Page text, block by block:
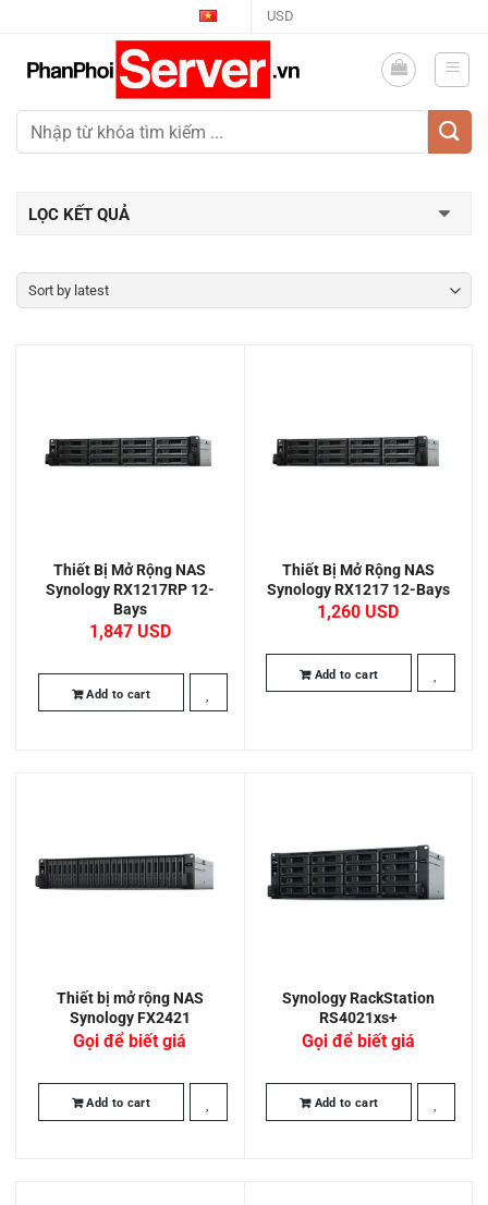
content
USD
LỌC KẾT QUẢ
Thiết Bị Mở Rộng NAS
Synology RX1217RP 12-
Bays
1,847
Add to cart
Thiết Bị Mở Rộng NAS
Synology RX1217 12-Bays
1,260
Add to cart
Thiết bị mở rộng NAS
Synology FX2421
Gọi để biết giá
Add to cart
Synology RackStation
RS4021xs+
Gọi để biết giá
Add to cart